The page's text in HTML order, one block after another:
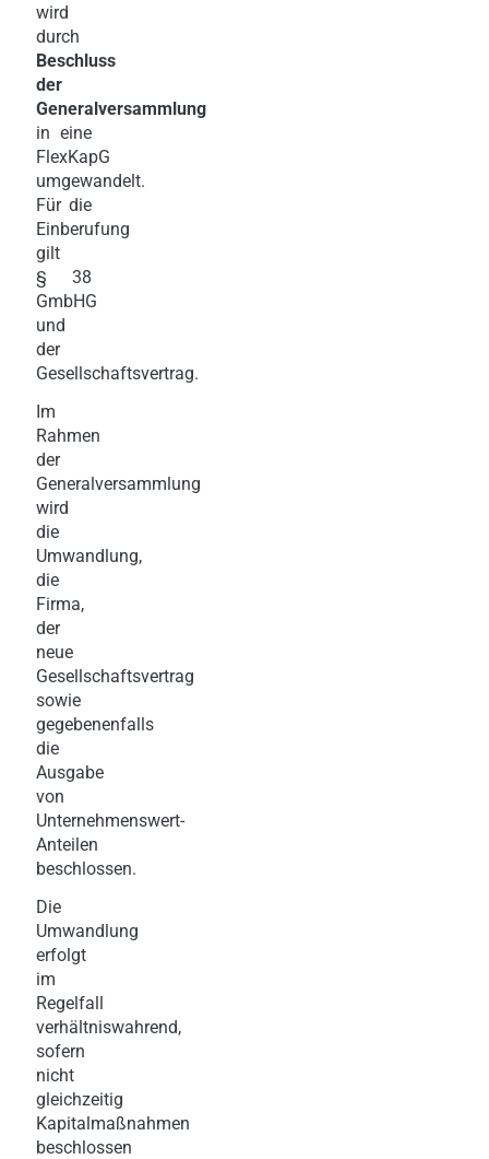
wird
durch
Beschluss
der
Generalversammlung
in eine
FlexKapG
umgewandelt.
Für die
Einberufung
gilt
§ 38
GmbHG
und
der
Gesellschaftsvertrag.
Im
Rahmen
der
Generalversammlung
wird
die
Umwandlung,
die
Firma,
der
neue
Gesellschaftsvertrag
sowie
gegebenenfalls
die
Ausgabe
von
Unternehmenswert-
Anteilen
beschlossen.
Die
Umwandlung
erfolgt
im
Regelfall
verhältniswahrend,
sofern
nicht
gleichzeitig
Kapitalmaßnahmen
beschlossen